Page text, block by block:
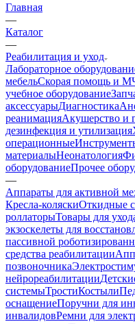
Главная
—
Каталог
—
Реабилитация и уход
Лабораторное
мебельСкорая помощь и
учебное оборудование
аксессуарыДиагностика
реанимацияАкушерство и
дезинфекция и утилизация
операционные
материалыНеонатология
оборудованиеПрочее
—
Аппараты для активной
Кресла-коляскиОткидные
роллаторыТовары для
экзоскелеты для
пассивной
средства реабилитации
позвоночника
нейрореабилитации
системыТростиКостыли
оснащениеПоручни для
инвалидовРемни для